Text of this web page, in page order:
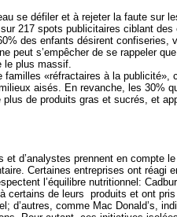
se défiler et à rejeter la faute sur
217 spots publicitaires ciblant
des enfants désirent confiseries,
peut s’empêcher de se rappeler
le plus massif.
familles «réfractaires à la
aisés. En revanche, les 30%
de produits gras et sucrés, et
et d’analystes prennent en compte
Certaines entreprises ont réagi
l’équilibre nutritionnel:
certains de leurs produits et ont
d’autres, comme Mac Donald’s,